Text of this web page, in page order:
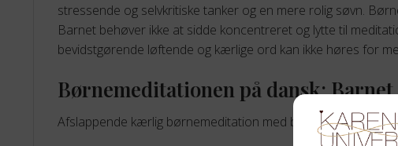
stressende og selvkritiske tanker og en mere rolig søvn.
Barnet behøver ikke at sidde koncentreret og lytte til
bevidstgørende løftende og kærlige ord kan ikke høres for
Børnemeditationen på dansk: Barnet
Afslappende kærlig børnemeditation med bamse er på